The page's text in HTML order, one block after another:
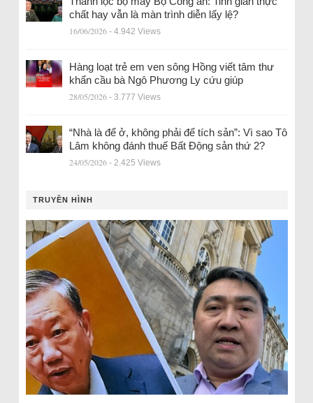
chất hay vẫn là màn trình diễn lấy lệ?
16/06/2026 - 4.942 Views
Hàng loạt trẻ em ven sông Hồng viết tâm thư
khẩn cầu bà Ngô Phương Ly cứu giúp
28/05/2026 - 3.777 Views
“Nhà là để ở, không phải để tích sản”: Vì sao Tô
Lâm không đánh thuế Bất Động sản thứ 2?
24/05/2026 - 2.425 Views
TRUYỀN HÌNH